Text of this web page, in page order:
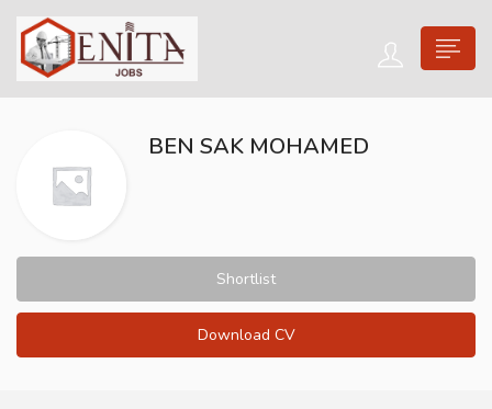
BEN SAK MOHAMED
Shortlist
Download CV